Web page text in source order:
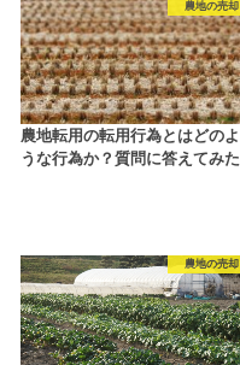
農地の売却
農地転用の転用行為とはどのよ
うな行為か？質問に答えてみた
農地の売却